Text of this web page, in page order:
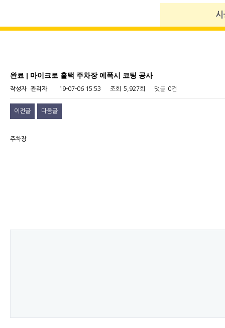
완료 | 마이크로 홀택 주차장 에폭시 코팅 공사
작성자 관리자 19-07-06 15:53 조회 5,927회 댓글 0건
이전글 다음글
주차장